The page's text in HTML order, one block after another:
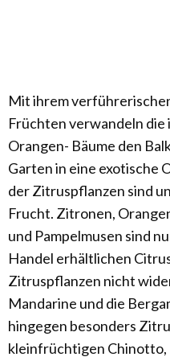
Mit ihrem
Früchten verwandeln
Orangen- Bäume den
Garten in eine exotische
der Zitruspflanzen sind
Frucht. Zitronen,
und Pampelmusen sind
Handel erhältlichen
Zitruspflanzen nicht
Mandarine und die
hingegen besonders
kleinfrüchtigen Chinotto,